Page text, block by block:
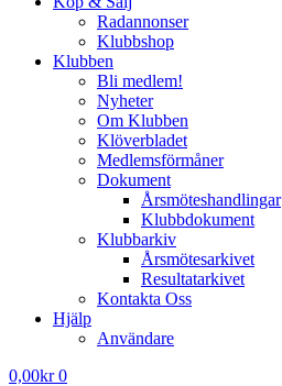
Radannonser
Klubbshop
Klubben
Bli medlem!
Nyheter
Om Klubben
Klöverbladet
Medlemsförmåner
Dokument
Årsmöteshandlingar
Klubbdokument
Klubbarkiv
Årsmötesarkivet
Resultatarkivet
Kontakta Oss
Hjälp
Användare
0,00kr 0